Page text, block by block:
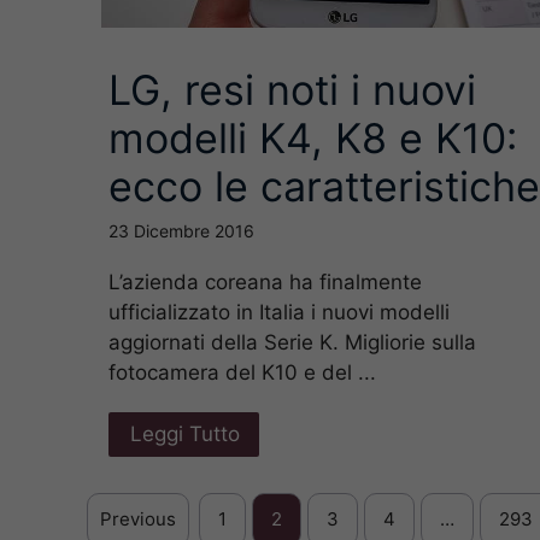
LG, resi noti i nuovi
modelli K4, K8 e K10:
ecco le caratteristiche
23 Dicembre 2016
L’azienda coreana ha finalmente
ufficializzato in Italia i nuovi modelli
aggiornati della Serie K. Migliorie sulla
fotocamera del K10 e del ...
Leggi Tutto
Previous 1 2 3 4 … 293